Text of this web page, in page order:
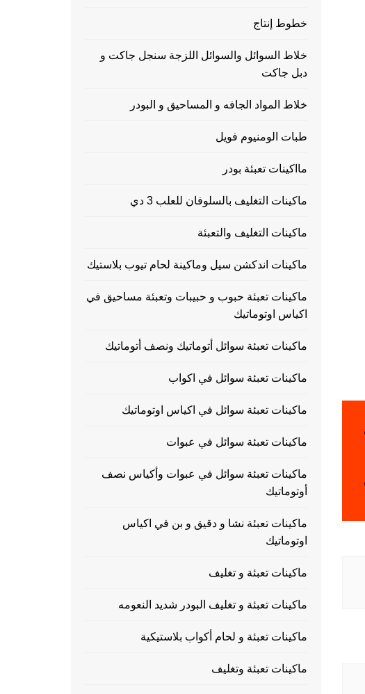
خطوط إنتاج
خلاط السوائل والسوائل اللزجة سنجل جاكت و
دبل جاكت
خلاط المواد الجافه و المساحيق و البودر
طبات الومنيوم فويل
مااكينات تعبئة بودر
ماكينات التغليف بالسلوفان للعلب 3 دي
ماكينات التغليف والتعبئة
ماكينات اندكشن سيل وماكينة لحام تيوب بلاستيك
ماكينات تعبئة حبوب و حبيبات وتعبئة مساحيق في
اكياس اوتوماتيك
ماكينات تعبئة سوائل أتوماتيك ونصف أتوماتيك
ماكينات تعبئة سوائل في اكواب
ماكينات تعبئة سوائل في اكياس اوتوماتيك
ماكينات تعبئة سوائل في عبوات
ماكينات تعبئة سوائل في عبوات وأكياس نصف
أوتوماتيك
ماكينات تعبئة نشا و دقيق و بن في اكياس
اوتوماتيك
ماكينات تعبئة و تغليف
ماكينات تعبئة و تغليف البودر شديد النعومه
ماكينات تعبئة و لحام أكواب بلاستيكية
ماكينات تعبئة وتغليف